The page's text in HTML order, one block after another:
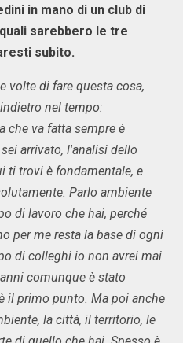
in mano di un club di
sarebbero le tre
subito.
volte di fare questa cosa,
nel tempo:
che va fatta sempre è
arrivato, l'analisi dello
ti trovi è fondamentale, e
Parlo ambiente
di lavoro che hai, perché
per me resta la base di ogni
di colleghi io non avrei mai
comunque è stato
il primo punto. Ma poi anche
la città, il territorio, le